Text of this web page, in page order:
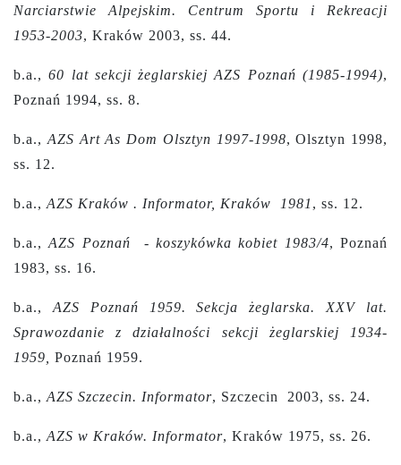
Narciarstwie Alpejskim. Centrum Sportu i Rekreacji
1953-2003, Kraków 2003, ss. 44.
b.a.,60 lat sekcji żeglarskiej AZS Poznań (1985-1994),
Poznań 1994, ss. 8.
b.a., AZS Art As Dom Olsztyn 1997-1998, Olsztyn 1998,
ss. 12.
b.a., AZS Kraków . Informator, Kraków 1981 , ss. 12.
b.a.,AZS Poznań - koszykówka kobiet 1983/4, Poznań
1983, ss. 16.
b.a., AZS Poznań 1959. Sekcja żeglarska. XXV lat.
Sprawozdanie z działalności sekcji żeglarskiej 1934-
1959,
Poznań 1959.
b.a., AZS Szczecin. Informator, Szczecin 2003, ss. 24.
b.a., AZS w Kraków. Informator, Kraków 1975, ss. 26.